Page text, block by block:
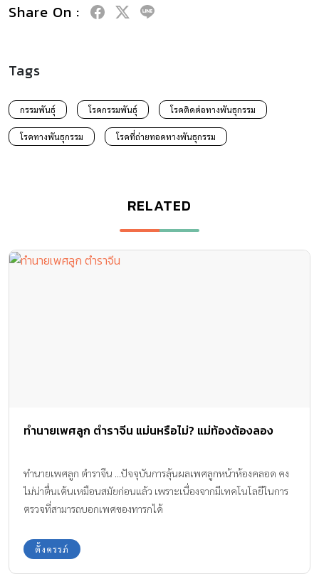
Share On :
Tags
กรรมพันธุ์ โรคกรรมพันธุ์ โรคติดต่อทางพันธุกรรม
โรคทางพันธุกรรม โรคที่ถ่ายทอดทางพันธุกรรม
RELATED
ทำนายเพศลูก ตำราจีน แม่นหรือไม่? แม่ท้องต้องลอง
ทำนายเพศลูก ตำราจีน ...ปัจจุบันการลุ้นผลเพศลูกหน้าห้องคลอด คง
ไม่น่าตื่นเต้นเหมือนสมัยก่อนแล้ว เพราะเนื่องจากมีเทคโนโลยีในการ
ตรวจที่สามารถบอกเพศของทารกได้
ตั้งครรภ์